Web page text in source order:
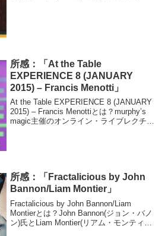
所感：「At the Table
EXPERIENCE 8 (JANUARY
2015) – Francis Menotti」
At the Table EXPERIENCE 8 (JANUARY
2015) – Francis Menottiとは？murphy’s
magic主催のオンライン・ライブレクチャ
所感：「Fractalicious by John
Bannon/Liam Montier」
Fractalicious by John Bannon/Liam
Montierとは？John Bannon(ジョン・バノ
ン)氏とLiam Montier(リアム・モンティエ)